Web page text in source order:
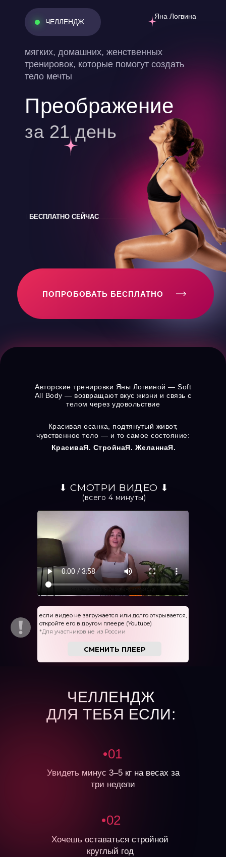
БЕСПЛАТНО СЕЙЧАС
Преображение
за 21 день
ЧЕЛЛЕНДЖ
Яна Логвина
мягких, домашних, женственных
тренировок, которые помогут создать
тело мечты
ПОПРОБОВАТЬ БЕСПЛАТНО
Авторские тренировки Яны Логвиной — Soft
All Body — возвращают вкус жизни и связь с
телом через удовольствие
Красивая осанка, подтянутый живот,
чувственное тело — и то самое состояние:
КрасиваЯ. СтройнаЯ. ЖеланнаЯ.
⬇ СМОТРИ ВИДЕО ⬇
(всего 4 минуты)
если видео не загружается или долго открывается,
откройте его в другом плеере (Youtube)
*Для участников не из России
СМЕНИТЬ ПЛЕЕР
ЧЕЛЛЕНДЖ
ДЛЯ ТЕБЯ ЕСЛИ:
Увидеть минус 3–5 кг на весах за
три недели
Хочешь оставаться стройной
круглый год
•01
•02